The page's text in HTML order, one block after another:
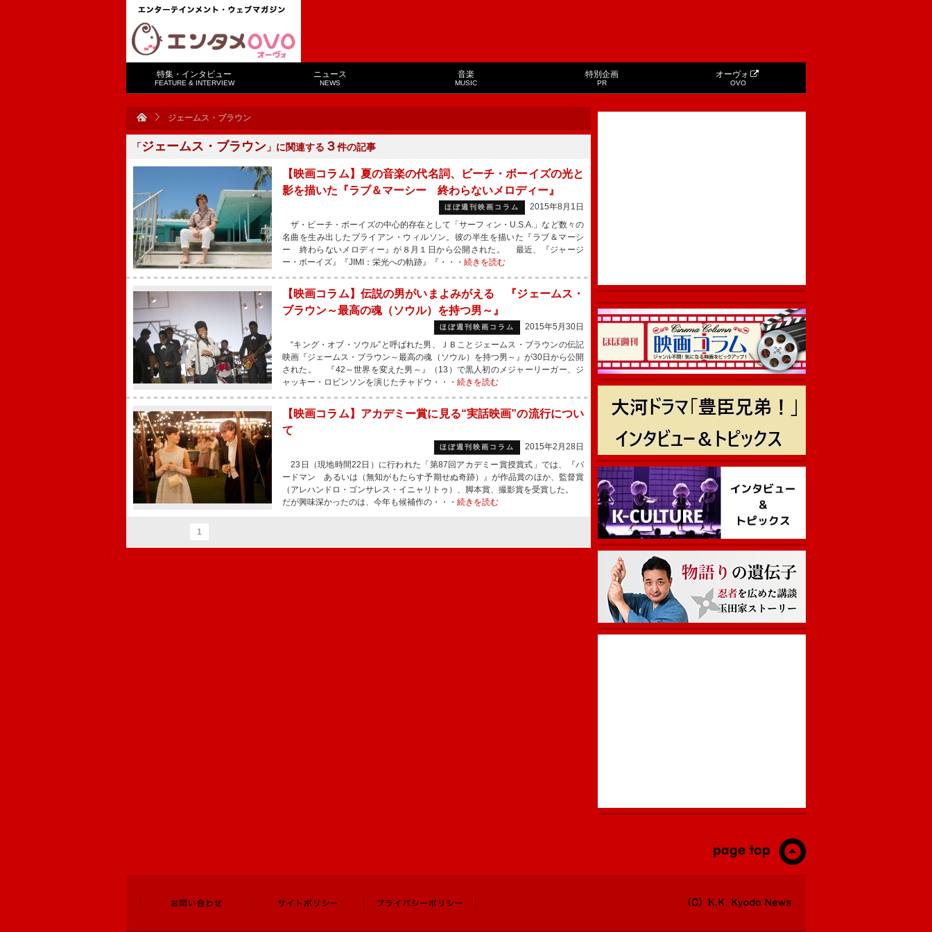
特集・インタビュー
FEATURE & INTERVIEW
ニュース
NEWS
音楽
MUSIC
特別企画
PR
オーヴォ
OVO
ジェームス・ブラウン
「ジェームス・ブラウン 」に関連する ３件の記事
【映画コラム】夏の音楽の代名詞、ビーチ・ボーイズの光と
影を描いた『ラブ＆マーシー 終わらないメロディー』
ほぼ週刊映画コラム
2015年8月1日
ザ・ビーチ・ボーイズの中心的存在として「サーフィン・U.S.A.」など数々の
名曲を生み出したブライアン・ウィルソン。彼の半生を描いた『ラブ＆マーシ
ー 終わらないメロディー』が８月１日から公開された。 最近、『ジャージ
ー・ボーイズ』『JIMI：栄光への軌跡』『・・・ 続きを読む
【映画コラム】伝説の男がいまよみがえる 『ジェームス・
ブラウン～最高の魂（ソウル）を持つ男～』
ほぼ週刊映画コラム
2015年5月30日
“キング・オブ・ソウル”と呼ばれた男、ＪＢことジェームス・ブラウンの伝記
映画『ジェームス・ブラウン～最高の魂（ソウル）を持つ男～』が30日から公開
された。 『42～世界を変えた男～』（13）で黒人初のメジャーリーガー、ジ
ャッキー・ロビンソンを演じたチャドウ・・・ 続きを読む
【映画コラム】アカデミー賞に見る“実話映画”の流行につい
て
ほぼ週刊映画コラム
2015年2月28日
23日（現地時間22日）に行われた「第87回アカデミー賞授賞式」では、『バ
ードマン あるいは（無知がもたらす予期せぬ奇跡）』が作品賞のほか、監督賞
（アレハンドロ・ゴンサレス・イニャリトゥ）、脚本賞、撮影賞を受賞した。
だが興味深かったのは、今年も候補作の・・・ 続きを読む
1